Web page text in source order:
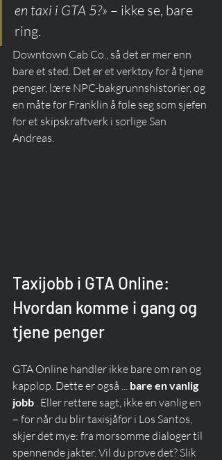
en taxi i GTA 5?» – ikke se, bare
ring.
Downtown Cab Co., så det er mer enn
bare et sted. Det er et verktøy for å tjene
penger, lære NPC-bakgrunnshistorier, og
en måte for Franklin å føle seg som sjefen
for et skipskraftverk i sørlige San
Andreas.
Taxijobb i GTA Online:
Hvordan komme i gang og
tjene penger
GTA Online handler ikke bare om ran og
kappløp. Dette er også ... bare en vanlig
jobb . Eller rettere sagt, ikke en vanlig en
– for når du blir taxisjåfør i Los Santos,
skjer det mye: fra morsomme dialoger til
spennende jakter. Vil du prøve det? Slik